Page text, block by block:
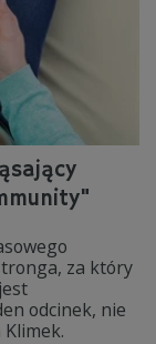
za który
odcinek, nie